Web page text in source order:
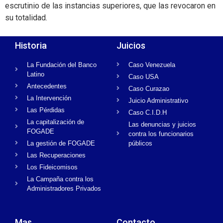
escrutinio de las instancias superiores, que las revocaron en
su totalidad.
Historia
La Fundación del Banco
Latino
Antecedentes
La Intervención
Las Pérdidas
La capitalización de
FOGADE
La gestión de FOGADE
Las Recuperaciones
Los Fideicomisos
La Campaña contra los
Administradores Privados
Juicios
Caso Venezuela
Caso USA
Caso Curazao
Juicio Administrativo
Caso C.I.D.H
Las denuncias y juicios
contra los funcionarios
públicos